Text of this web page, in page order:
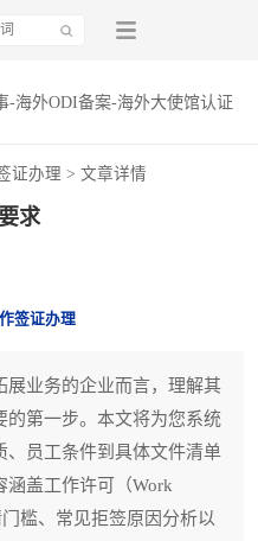
-海外ODI备案-海外大使馆认证
证办理 > 文章详情
求
签证办理
展业务的企业而言，理解其
的第一步。本文将为您系统
、员工条件到具体文件清单
涵盖工作许可（Work
槛、常见拒签原因分析以